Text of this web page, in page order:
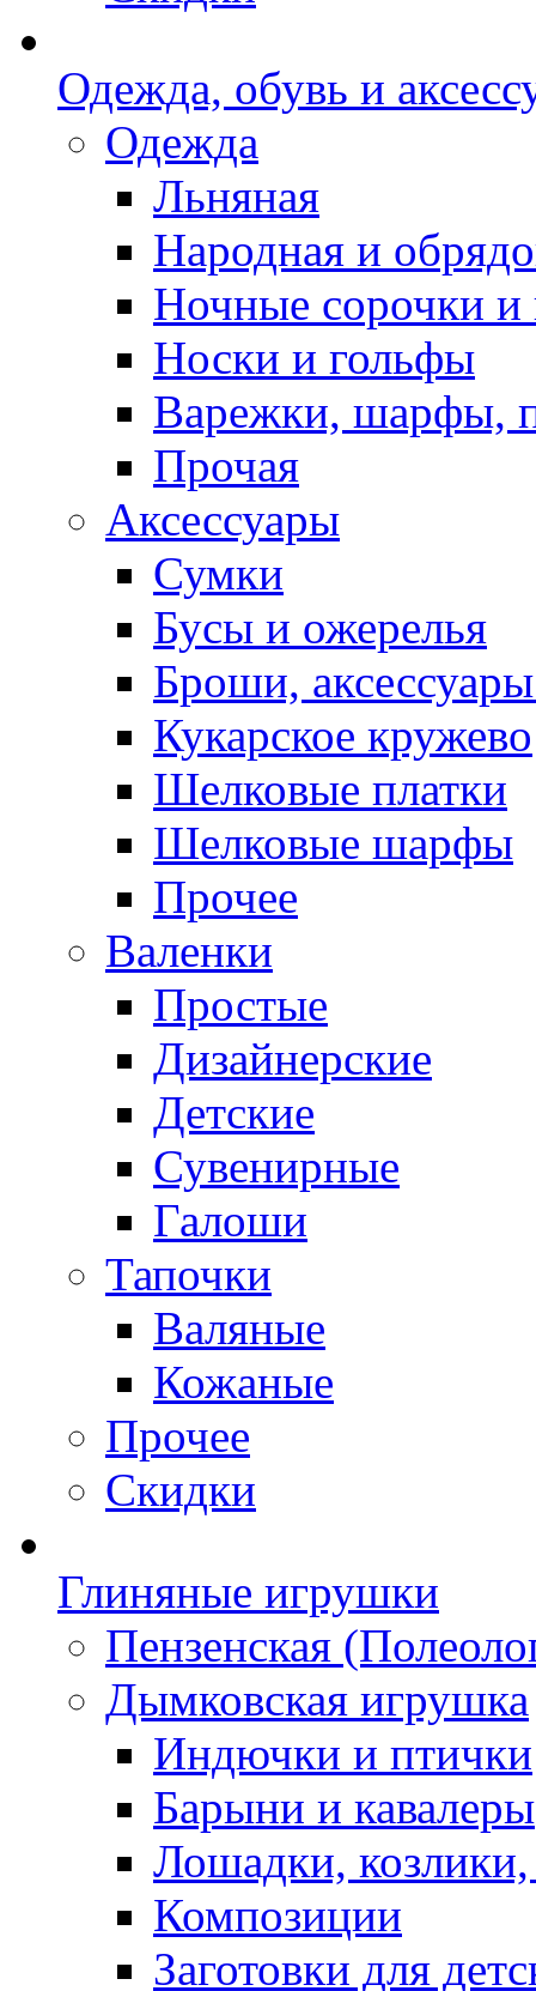
Одежда, обувь и
Одежда
Льняная
Народная и
Ночные сорочки
Носки и гольфы
Варежки, шарфы,
Прочая
Аксессуары
Сумки
Бусы и ожерелья
Броши,
Кукарское кружево
Шелковые платки
Шелковые шарфы
Прочее
Валенки
Простые
Дизайнерские
Детские
Сувенирные
Галоши
Тапочки
Валяные
Кожаные
Прочее
Скидки
Глиняные игрушки
Пензенская
Дымковская игрушка
Индючки и птички
Барыни и кавалеры
Лошадки,
Композиции
Заготовки для